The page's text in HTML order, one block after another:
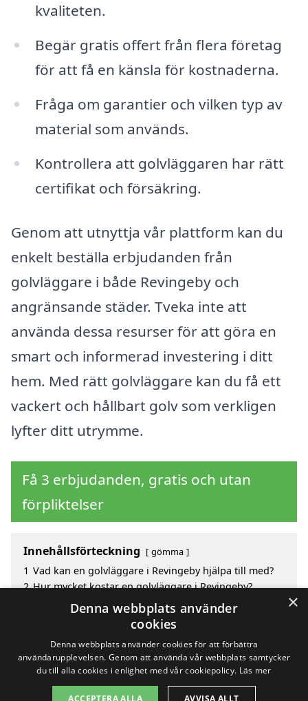
kvaliteten.
Begär gratis offert från flera företag
för att få en känsla för kostnaderna.
Fråga om garantier och vilken typ av
material som används.
Kontrollera att golvläggaren har rätt
certifikat och försäkring.
Genom att utnyttja vår plattform kan du
enkelt beställa erbjudanden från
golvläggare i både Revingeby och
angränsande städer. Tveka inte att
använda dessa resurser för att göra en
smart och informerad investering i ditt
hem. Med rätt golvläggare kan du få ett
vackert och hållbart golv som verkligen
lyfter ditt utrymme.
Få 3 erbjudanden, gratis och utan
förpliktelser
Innehållsförteckning gömma
1 Vad kan en golvläggare i Revingeby hjälpa till med?
2 Hur mycket kostar en golvläggare i Revingeby?
Fördelar med att välja golvläggare i Revingeby
Sök efter en skicklig golvläggare i de omgivande
Copyright 2026 - Pilanto Aps
×
Denna webbplats använder
cookies
Denna webbplats använder cookies för att förbättra
användarupplevelsen. Genom att använda vår webbplats samtycker
du till alla cookies i enlighet med vår cookiepolicy. Läs mer
ACCEPTERA ALLA AVVISA ALLT